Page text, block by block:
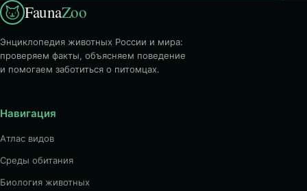
FaunaZoo
Энциклопедия животных России и мира:
проверяем факты, объясняем поведение
и помогаем заботиться о питомцах.
Навигация
Атлас видов
Среды обитания
Биология животных